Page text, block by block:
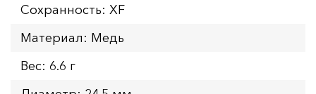
Сохранность: XF
Материал: Медь
Вес: 6.6 г